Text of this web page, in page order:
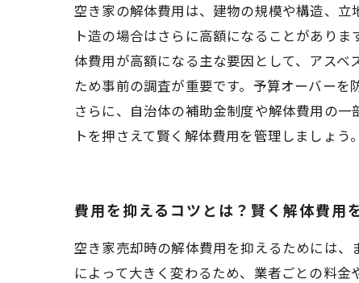
空き家の解体費用は、建物の規模や構造、
ト造の場合はさらに高額になることがあり
体費用が高額になる主な要因として、アス
ため事前の調査が重要です。予算オーバーを
さらに、自治体の補助金制度や解体費用の
トを押さえて賢く解体費用を管理しましょう。
費用を抑えるコツとは？賢く解体費用
空き家売却時の解体費用を抑えるためには
によって大きく変わるため、業者ごとの料